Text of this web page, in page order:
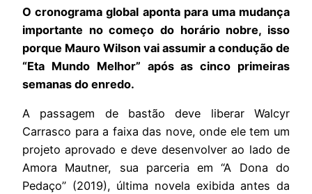
O cronograma global aponta para uma mudança
importante no começo do horário nobre, isso
porque Mauro Wilson vai assumir a condução de
“Eta Mundo Melhor” após as cinco primeiras
semanas do enredo.
A passagem de bastão deve liberar Walcyr
Carrasco para a faixa das nove, onde ele tem um
projeto aprovado e deve desenvolver ao lado de
Amora Mautner, sua parceria em “A Dona do
Pedaço” (2019), última novela exibida antes da